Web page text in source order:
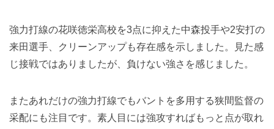
強力打線の花咲徳栄高校を3点に抑えた中森投手や2安打の
来田選手、クリーンアップも存在感を示しました。見た感
じ接戦ではありましたが、負けない強さを感じました。
またあれだけの強力打線でもバントを多用する狭間監督の
采配にも注目です。素人目には強攻すればもっと点が取れ